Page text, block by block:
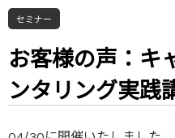
セミナー
お客様の声：キ
ンタリング実践